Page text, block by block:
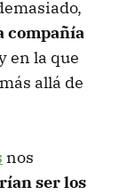
compañía
en la que
allá de
nos
ser los